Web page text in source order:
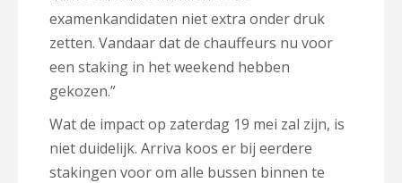
examenkandidaten niet extra onder druk
zetten. Vandaar dat de chauffeurs nu voor
een staking in het weekend hebben
gekozen.”
Wat de impact op zaterdag 19 mei zal zijn, is
niet duidelijk. Arriva koos er bij eerdere
stakingen voor om alle bussen binnen te